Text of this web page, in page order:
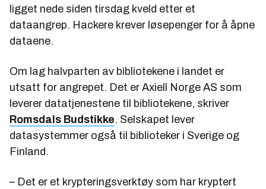
ligget nede siden tirsdag kveld etter et
dataangrep. Hackere krever løsepenger for å åpne
dataene.
Om lag halvparten av bibliotekene i landet er
utsatt for angrepet. Det er Axiell Norge AS som
leverer datatjenestene til bibliotekene, skriver
Romsdals Budstikke. Selskapet lever
datasystemmer også til biblioteker i Sverige og
Finland.
– Det er et krypteringsverktøy som har kryptert